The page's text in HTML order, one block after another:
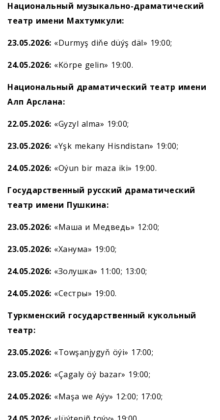
Национальный музыкально-драматический
театр имени Махтумкули:
23.05.2026: «Durmyş diňe düýş däl» 19:00;
24.05.2026: «Körpe gelin» 19:00.
Национальный драматический театр имени
Алп Арслана:
22.05.2026: «Gyzyl alma» 19:00;
23.05.2026: «Yşk mekany Hisndistan» 19:00;
24.05.2026: «Oýun bir maza iki» 19:00.
Государственный русский драматический
театр имени Пушкина:
23.05.2026: «Маша и Медведь» 12:00;
23.05.2026: «Ханума» 19:00;
24.05.2026: «Золушка» 11:00; 13:00;
24.05.2026: «Сестры» 19:00.
Туркменский государственный кукольный
театр:
23.05.2026: «Towşanjygyň öýi» 17:00;
23.05.2026: «Çagaly öý bazar» 19:00;
24.05.2026: «Maşa we Aýy» 12:00; 17:00;